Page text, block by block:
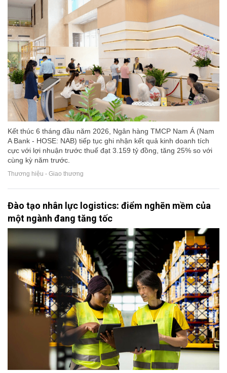
Kết thúc 6 tháng đầu năm 2026, Ngân hàng TMCP Nam Á (Nam
A Bank - HOSE: NAB) tiếp tục ghi nhận kết quả kinh doanh tích
cực với lợi nhuận trước thuế đạt 3.159 tỷ đồng, tăng 25% so với
cùng kỳ năm trước.
Thương hiệu - Giao thương
Đào tạo nhân lực logistics: điểm nghẽn mềm của
một ngành đang tăng tốc